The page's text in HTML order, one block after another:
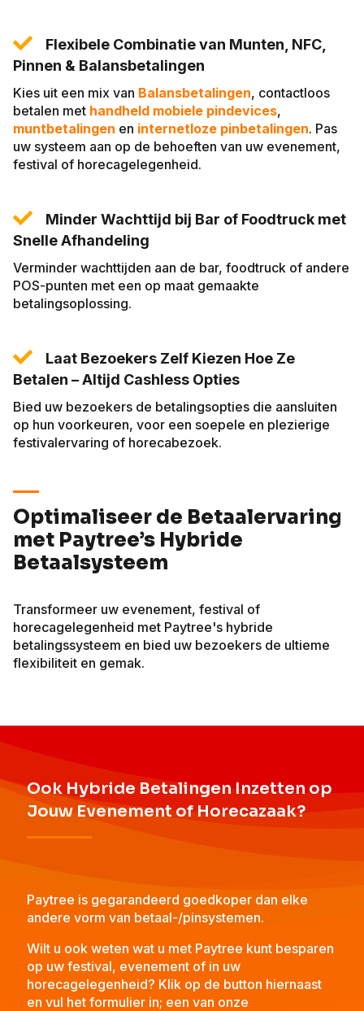
Flexibele Combinatie van Munten, NFC,
Pinnen & Balansbetalingen
Kies uit een mix van Balansbetalingen, contactloos
betalen met handheld mobiele pindevices,
muntbetalingen en internetloze pinbetalingen. Pas
uw systeem aan op de behoeften van uw evenement,
festival of horecagelegenheid.
Minder Wachttijd bij Bar of Foodtruck met
Snelle Afhandeling
Verminder wachttijden aan de bar, foodtruck of andere
POS-punten met een op maat gemaakte
betalingsoplossing.
Laat Bezoekers Zelf Kiezen Hoe Ze
Betalen – Altijd Cashless Opties
Bied uw bezoekers de betalingsopties die aansluiten
op hun voorkeuren, voor een soepele en plezierige
festivalervaring of horecabezoek.
Optimaliseer de Betaalervaring
met Paytree’s Hybride
Betaalsysteem
Transformeer uw evenement, festival of
horecagelegenheid met Paytree's hybride
betalingssysteem en bied uw bezoekers de ultieme
flexibiliteit en gemak.
Ook Hybride Betalingen Inzetten op
Jouw Evenement of Horecazaak?
Paytree is gegarandeerd goedkoper dan elke
andere vorm van betaal-/pinsystemen.
Wilt u ook weten wat u met Paytree kunt besparen
op uw festival, evenement of in uw
horecagelegenheid? Klik op de button hiernaast
en vul het formulier in; een van onze